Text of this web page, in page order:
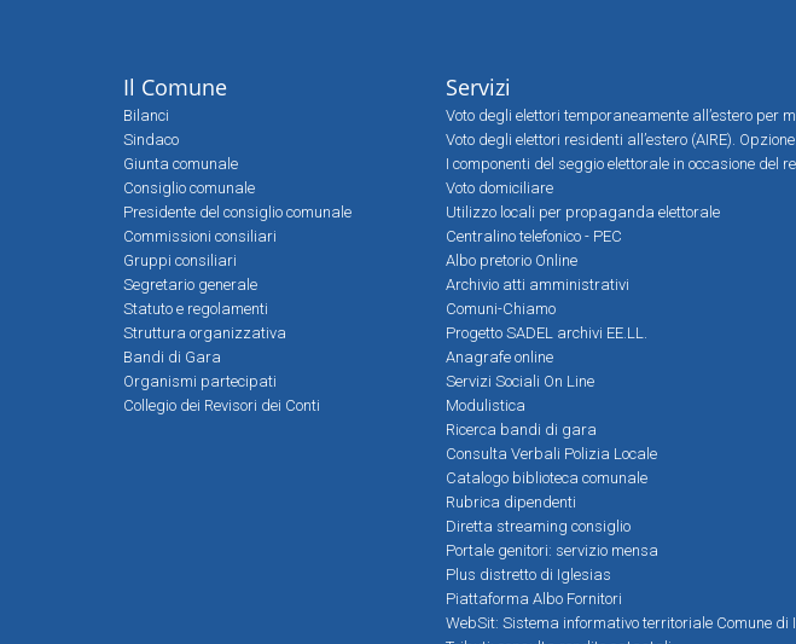
Il Comune
Bilanci
Sindaco
Giunta comunale
Consiglio comunale
Presidente del consiglio comunale
Commissioni consiliari
Gruppi consiliari
Segretario generale
Statuto e regolamenti
Struttura organizzativa
Bandi di Gara
Organismi partecipati
Collegio dei Revisori dei Conti
Servizi
Voto degli elettori temporaneamente all’estero per
Voto degli elettori residenti all’estero (AIRE).
I componenti del seggio elettorale in occasione del
Voto domiciliare
Utilizzo locali per propaganda elettorale
Centralino telefonico - PEC
Albo pretorio Online
Archivio atti amministrativi
Comuni-Chiamo
Progetto SADEL archivi EE.LL.
Anagrafe online
Servizi Sociali On Line
Modulistica
Ricerca bandi di gara
Consulta Verbali Polizia Locale
Catalogo biblioteca comunale
Rubrica dipendenti
Diretta streaming consiglio
Portale genitori: servizio mensa
Plus distretto di Iglesias
Piattaforma Albo Fornitori
WebSit: Sistema informativo territoriale Comune di